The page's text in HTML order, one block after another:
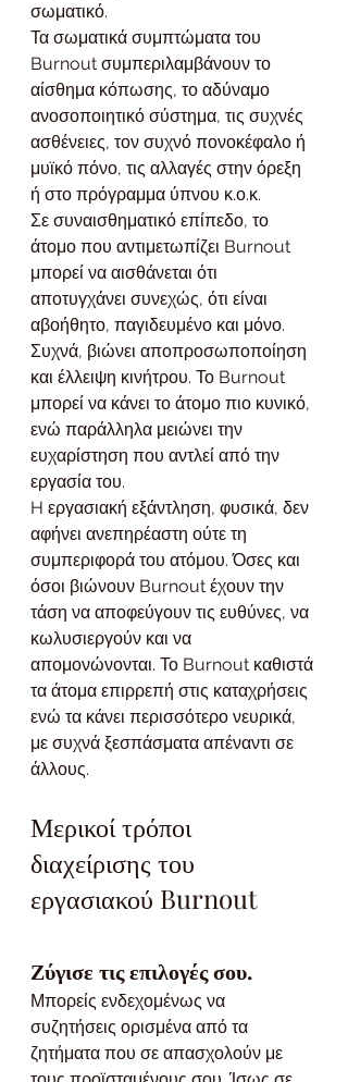
σωματικό.
Τα σωματικά συμπτώματα του
Burnout συμπεριλαμβάνουν το
αίσθημα κόπωσης, το αδύναμο
ανοσοποιητικό σύστημα, τις συχνές
ασθένειες, τον συχνό πονοκέφαλο ή
μυϊκό πόνο, τις αλλαγές στην όρεξη
ή στο πρόγραμμα ύπνου κ.ο.κ.
Σε συναισθηματικό επίπεδο, το
άτομο που αντιμετωπίζει Burnout
μπορεί να αισθάνεται ότι
αποτυγχάνει συνεχώς, ότι είναι
αβοήθητο, παγιδευμένο και μόνο.
Συχνά, βιώνει αποπροσωποποίηση
και έλλειψη κινήτρου. Το Burnout
μπορεί να κάνει το άτομο πιο κυνικό,
ενώ παράλληλα μειώνει την
ευχαρίστηση που αντλεί από την
εργασία του.
H εργασιακή εξάντληση, φυσικά, δεν
αφήνει ανεπηρέαστη ούτε τη
συμπεριφορά του ατόμου. Όσες και
όσοι βιώνουν Burnout έχουν την
τάση να αποφεύγουν τις ευθύνες, να
κωλυσιεργούν και να
απομονώνονται. Το Burnout καθιστά
τα άτομα επιρρεπή στις καταχρήσεις
ενώ τα κάνει περισσότερο νευρικά,
με συχνά ξεσπάσματα απέναντι σε
άλλους.
Μερικοί τρόποι
διαχείρισης του
εργασιακού Burnout
Ζύγισε τις επιλογές σου.
Μπορείς ενδεχομένως να
συζητήσεις ορισμένα από τα
ζητήματα που σε απασχολούν με